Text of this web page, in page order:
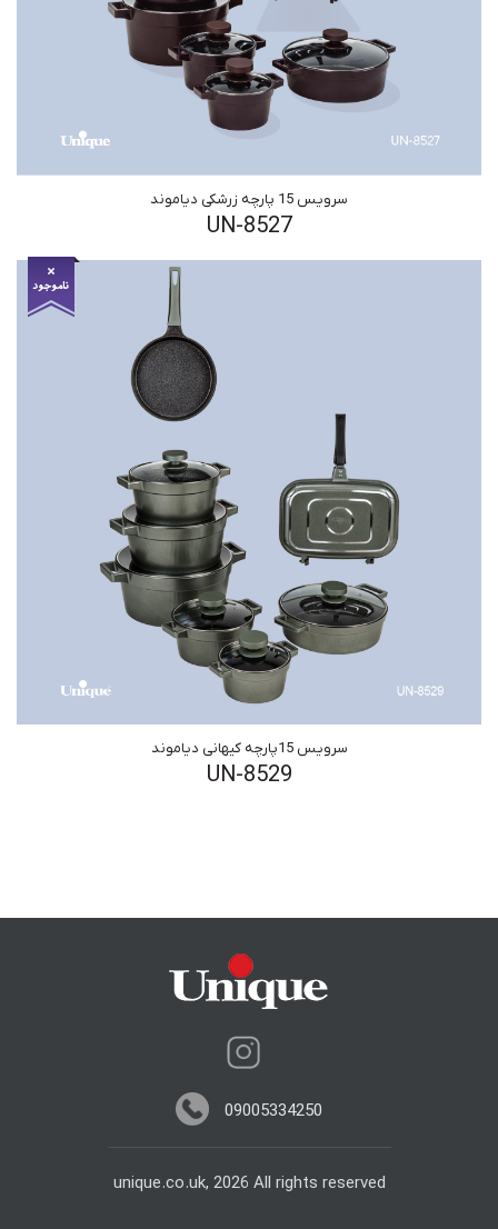
سرویس 15 پارچه زرشکی دیاموند
UN-8527
سرویس 15پارچه کیهانی دیاموند
UN-8529
09005334250
unique.co.uk, 2026 All rights reserved